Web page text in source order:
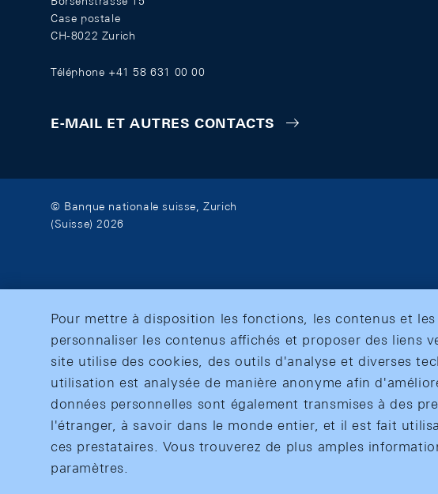
Case postale
CH-8022 Zurich
Téléphone +41 58 631 00 00
E-MAIL ET AUTRES CONTACTS
© Banque nationale suisse, Zurich
(Suisse) 2026
Pour mettre à disposition les fonctions, les contenus et les
personnaliser les contenus affichés et proposer des liens
site utilise des cookies, des outils d'analyse et diverses
utilisation est analysée de manière anonyme afin
données personnelles sont également transmises à des
l'étranger, à savoir dans le monde entier, et il est fait
ces prestataires. Vous trouverez de plus amples
paramètres.